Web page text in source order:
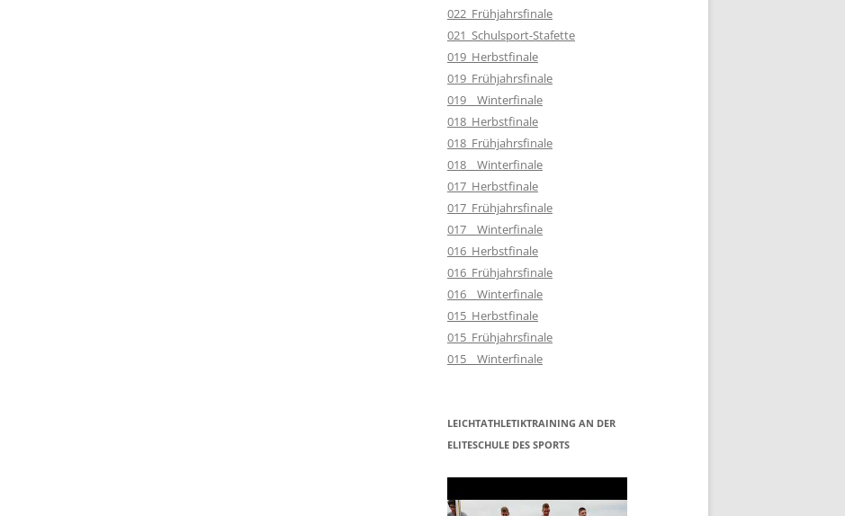
022_Frühjahrsfinale
021_Schulsport-Stafette
019_Herbstfinale
019_Frühjahrsfinale
019__Winterfinale
018_Herbstfinale
018_Frühjahrsfinale
018__Winterfinale
017_Herbstfinale
017_Frühjahrsfinale
017__Winterfinale
016_Herbstfinale
016_Frühjahrsfinale
016__Winterfinale
015_Herbstfinale
015_Frühjahrsfinale
015__Winterfinale
LEICHTATHLETIKTRAINING AN DER
ELITESCHULE DES SPORTS